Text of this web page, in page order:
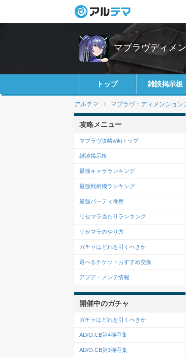
マブラヴディメ
トップ 雑談掲示板
アルテマ マブラヴ：ディメンション
攻略メニュー
マブラヴ攻略wikiトップ
雑談掲示板
最強キャラランキング
最強戦術機ランキング
最強パーティ考察
リセマラ当たりランキング
リセマラのやり方
ガチャはどれを引くべきか
選べるチケットおすすめ交換
アプデ・メンテ情報
開催中のガチャ
ガチャはどれを引くべきか
AD/O.CB第4弾召集
AD/O.CB第3弾召集